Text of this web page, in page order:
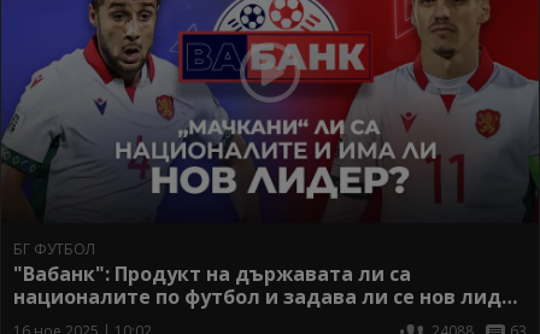
БГ ФУТБОЛ
"Вабанк": Продукт на държавата ли са
националите по футбол и задава ли се нов лидер
в отбора